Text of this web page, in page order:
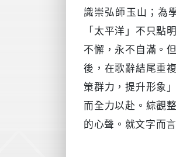
識崇弘師玉山；為
「太平洋」不只點
不懈，永不自滿。
後，在歌辭結尾重
策群力，提升形象
而全力以赴。綜觀
的心聲。就文字而